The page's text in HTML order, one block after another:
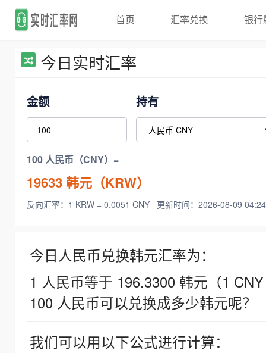
首页 汇率兑换 银行
今日实时汇率
金额 持有
100 人民币（CNY）=
19633韩元（KRW）
反向汇率：1 KRW = 0.0051 CNY 更新时间：2026-08-09
今日人民币兑换韩元汇率为：
1 人民币等于 196.3300 韩元（1
100 人民币可以兑换成多少韩元呢？
我们可以用以下公式进行计算：